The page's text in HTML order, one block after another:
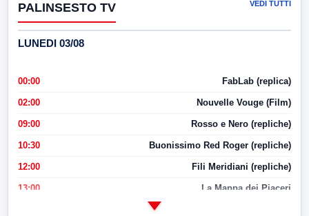
PALINSESTO TV VEDI TUTTI
LUNEDI 03/08
00:00 FabLab (replica)
02:00 Nouvelle Vouge (Film)
09:00 Rosso e Nero (repliche)
10:30 Buonissimo Red Roger (repliche)
12:00 Fili Meridiani (repliche)
13:00 La Mappa dei Piaceri